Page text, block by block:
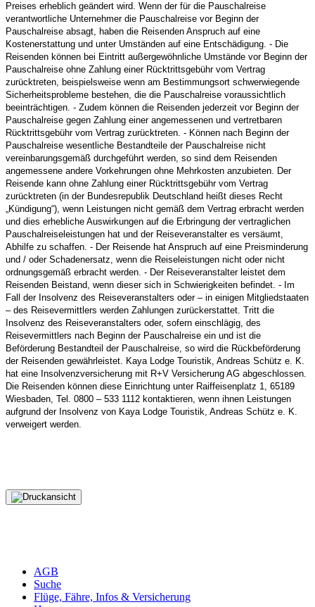
Preises erheblich geändert wird. Wenn der für die Pauschalreise
verantwortliche Unternehmer die Pauschalreise vor Beginn der
Pauschalreise absagt, haben die Reisenden Anspruch auf eine
Kostenerstattung und unter Umständen auf eine Entschädigung. - Die
Reisenden können bei Eintritt außergewöhnliche Umstände vor Beginn der
Pauschalreise ohne Zahlung einer Rücktrittsgebühr vom Vertrag
zurücktreten, beispielsweise wenn am Bestimmungsort schwerwiegende
Sicherheitsprobleme bestehen, die die Pauschalreise voraussichtlich
beeinträchtigen. - Zudem können die Reisenden jederzeit vor Beginn der
Pauschalreise gegen Zahlung einer angemessenen und vertretbaren
Rücktrittsgebühr vom Vertrag zurücktreten. - Können nach Beginn der
Pauschalreise wesentliche Bestandteile der Pauschalreise nicht
vereinbarungsgemäß durchgeführt werden, so sind dem Reisenden
angemessene andere Vorkehrungen ohne Mehrkosten anzubieten. Der
Reisende kann ohne Zahlung einer Rücktrittsgebühr vom Vertrag
zurücktreten (in der Bundesrepublik Deutschland heißt dieses Recht
„Kündigung“), wenn Leistungen nicht gemäß dem Vertrag erbracht werden
und dies erhebliche Auswirkungen auf die Erbringung der vertraglichen
Pauschalreiseleistungen hat und der Reiseveranstalter es versäumt,
Abhilfe zu schaffen. - Der Reisende hat Anspruch auf eine Preisminderung
und / oder Schadenersatz, wenn die Reiseleistungen nicht oder nicht
ordnungsgemäß erbracht werden. - Der Reiseveranstalter leistet dem
Reisenden Beistand, wenn dieser sich in Schwierigkeiten befindet. - Im
Fall der Insolvenz des Reiseveranstalters oder – in einigen Mitgliedstaaten
– des Reisevermittlers werden Zahlungen zurückerstattet. Tritt die
Insolvenz des Reiseveranstalters oder, sofern einschlägig, des
Reisevermittlers nach Beginn der Pauschalreise ein und ist die
Beförderung Bestandteil der Pauschalreise, so wird die Rückbeförderung
der Reisenden gewährleistet. Kaya Lodge Touristik, Andreas Schütz e. K.
hat eine Insolvenzversicherung mit R+V Versicherung AG abgeschlossen.
Die Reisenden können diese Einrichtung unter Raiffeisenplatz 1, 65189
Wiesbaden, Tel. 0800 – 533 1112 kontaktieren, wenn ihnen Leistungen
aufgrund der Insolvenz von Kaya Lodge Touristik, Andreas Schütz e. K.
verweigert werden.
AGB
Suche
Flüge, Fähre, Infos & Versicherung